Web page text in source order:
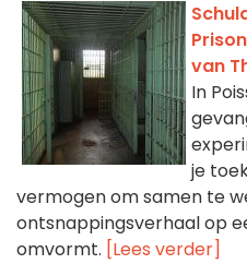
van
In
je
vermogen om samen te
ontsnappingsverhaal op
omvormt. [Lees verder]